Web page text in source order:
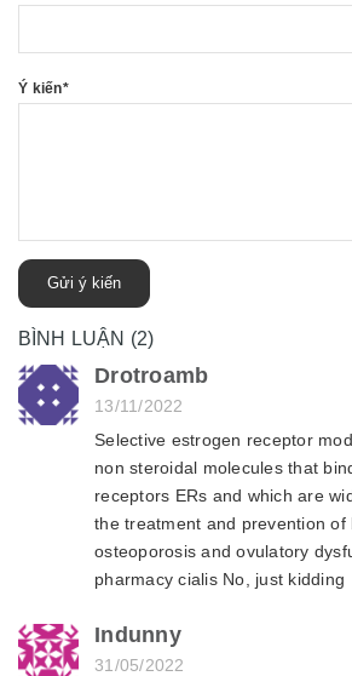
Ý kiến*
Gửi ý kiến
BÌNH LUẬN (2)
Drotroamb
13/11/2022
Selective estrogen receptor
non steroidal molecules that
receptors ERs and which are
the treatment and prevention of
osteoporosis and ovulatory
pharmacy cialis No, just kidding
Indunny
31/05/2022